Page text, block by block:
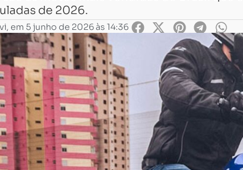
de 2026.
, em 5 junho de 2026 às 14:36